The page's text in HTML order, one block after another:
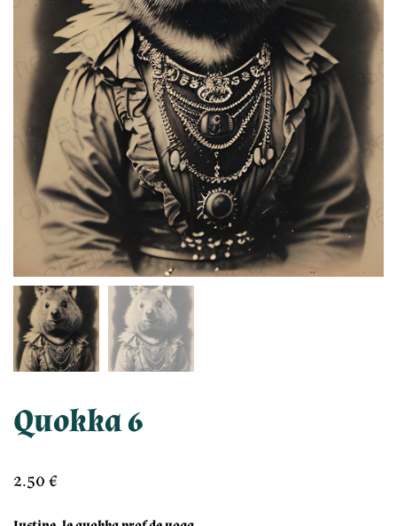
Quokka 6
2.50€